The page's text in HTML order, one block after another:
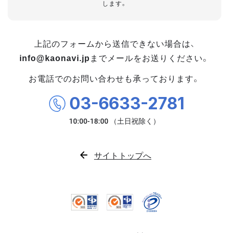
します。
上記のフォームから送信できない場合は、
info@kaonavi.jp までメールをお送りください。
お電話でのお問い合わせも承っております。
03-6633-2781
サイトトップへ